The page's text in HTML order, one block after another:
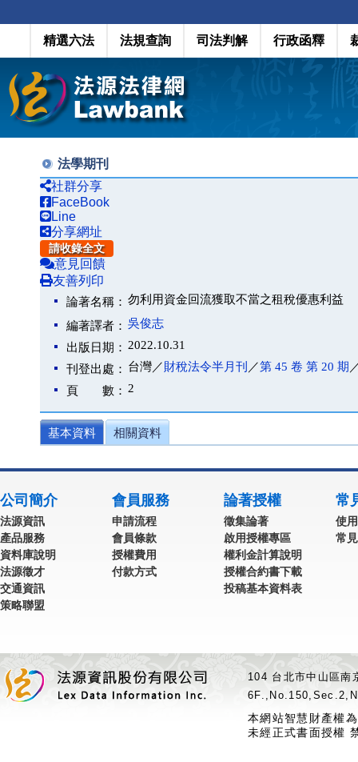
精選六法 法規查詢 司法判解 行政函釋
法學期刊
社群分享
FaceBook
Line
分享網址
請收錄全文
意見回饋
友善列印
論著名稱： 勿利用資金回流獲取不當之租稅優惠利益
編著譯者： 吳俊志
出版日期： 2022.10.31
刊登出處： 台灣／財稅法令半月刊 ／第 45 卷 第 20 期
頁 數： 2
基本資料 相關資料
公司簡介
法源資訊
產品服務
資料庫說明
法源徵才
交通資訊
策略聯盟
會員服務
申請流程
會員條款
授權費用
付款方式
論著授權
徵集論著
啟用授權專區
權利金計算說明
授權合約書下載
投稿基本資料表
常
使
常
104 台北市中山區
本網站智慧財產權
未經正式書面授權